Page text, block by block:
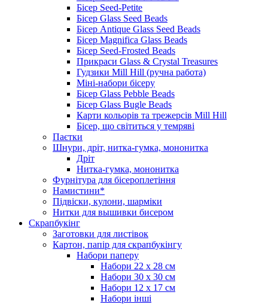
Бісер Seed-Petite
Бісер Glass Seed Beads
Бісер Antique Glass Seed Beads
Бісер Magnifica Glass Beads
Бісер Seed-Frosted Beads
Прикраси Glass & Crystal Treasures
Гудзики Mill Hill (ручна работа)
Міні-набори бісеру
Бісер Glass Pebble Beads
Бісер Glass Bugle Beads
Карти кольорів та трежерсів Mill Hill
Бісер, що світиться у темряві
Паєтки
Шнури, дріт, нитка-гумка, мононитка
Дріт
Нитка-гумка, мононитка
Фурнітура для бісероплетіння
Намистини*
Підвіски, кулони, шарміки
Нитки для вышивки бисером
Скрапбукінг
Заготовки для листівок
Картон, папір для скрапбукінгу
Набори паперу
Набори 22 х 28 см
Набори 30 х 30 см
Набори 12 х 17 см
Набори інші